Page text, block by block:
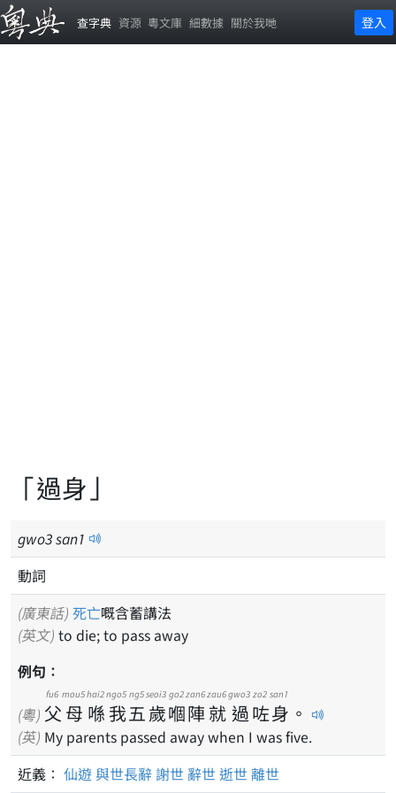
查字典 資源 粵文庫 細數據 關於我哋 登入
「過身」
gwo3san1
動詞
(廣東話) 死亡嘅含蓄講法
(英文) to die; to pass away
例句：
(粵) 父
fu6
母
mou5
喺
hai2
我
ngo5
五
ng5
歲
seoi3
嗰
go2
陣
zan6
就
zau6
過
gwo3
咗
zo2
身
san1
。
(英) My parents passed away when I was five.
近義： 仙遊與世長辭 謝世 辭世逝世離世